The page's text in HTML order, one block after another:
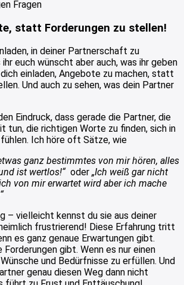
statt Forderungen zu stellen!
in deiner Partnerschaft zu
euch wünscht aber auch, was ihr geben
einladen, Angebote zu machen, statt
Und auch zu sehen, was dein Partner
Eindruck, dass gerade die Partner, die
tun, die richtigen Worte zu finden, sich in
Ich höre oft Sätze, wie
ganz bestimmtes von mir hören, alles
ist wertlos!“ oder „Ich weiß gar nicht
von mir erwartet wird aber ich mache
– vielleicht kennst du sie aus deiner
frustrierend! Diese Erfahrung tritt
es ganz genaue Erwartungen gibt.
Forderungen gibt. Wenn es nur einen
und Bedürfnisse zu erfüllen. Und
genau diesen Weg dann nicht